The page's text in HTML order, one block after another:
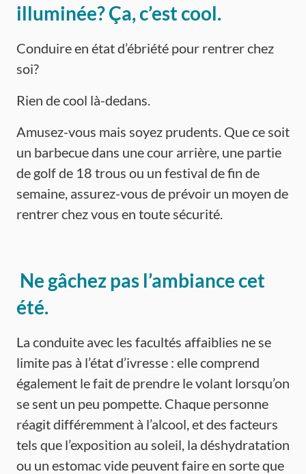
illuminée? Ça, c’est cool.
Conduire en état d’ébriété pour rentrer chez
soi?
Rien de cool là-dedans.
Amusez-vous mais soyez prudents. Que ce soit
un barbecue dans une cour arrière, une partie
de golf de 18 trous ou un festival de fin de
semaine, assurez-vous de prévoir un moyen de
rentrer chez vous en toute sécurité.
Ne gâchez pas l’ambiance cet
été.
La conduite avec les facultés affaiblies ne se
limite pas à l’état d’ivresse : elle comprend
également le fait de prendre le volant lorsqu’on
se sent un peu pompette. Chaque personne
réagit différemment à l’alcool, et des facteurs
tels que l’exposition au soleil, la déshydratation
ou un estomac vide peuvent faire en sorte que